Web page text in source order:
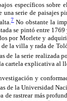
específicos sobre
una serie de paisajes
7No obstante la
se pintó entre
por Morlete y
la villa y rada de
de la serie realizada
cartela explicativa al
y
de la Universidad
de rastrear más